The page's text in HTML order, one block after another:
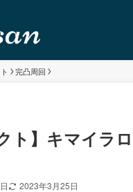
完凸周回
ト】キマイラ
2023年3月25日